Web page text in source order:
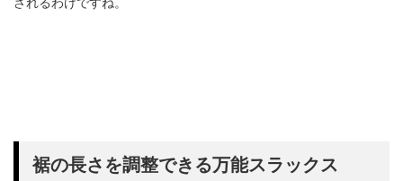
されるわけですね。
裾の長さを調整できる万能スラックス